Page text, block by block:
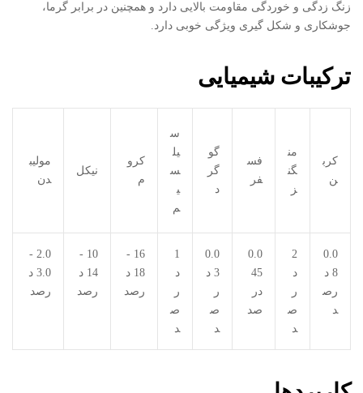
زنگ زدگی و خوردگی مقاومت بالایی دارد و همچنین در برابر گرما،
جوشکاری و شکل گیری ویژگی خوبی دارد.
ترکیبات شیمیایی
کرب
ن
من
گن
ز
فس
فر
گو
گر
د
س
یل
س
ی
م
کرو
م
نیکل
مولیب
دن
0.0
8 د
رص
د
2
د
ر
ص
د
0.0
45
در
صد
0.0
3 د
ر
ص
د
1
د
ر
ص
د
16 -
18 د
رصد
10 -
14 د
رصد
2.0 -
3.0 د
رصد